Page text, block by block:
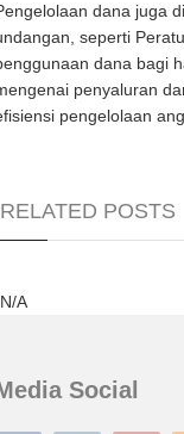
dana juga
seperti
dana bagi
penyaluran
pengelolaan
RELATED POSTS
N/A
Social